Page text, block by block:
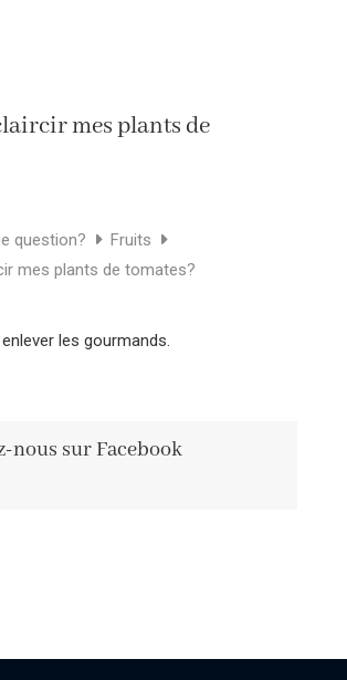
mes plants de
question?
Fruits
mes plants de tomates?
les gourmands.
nous sur Facebook